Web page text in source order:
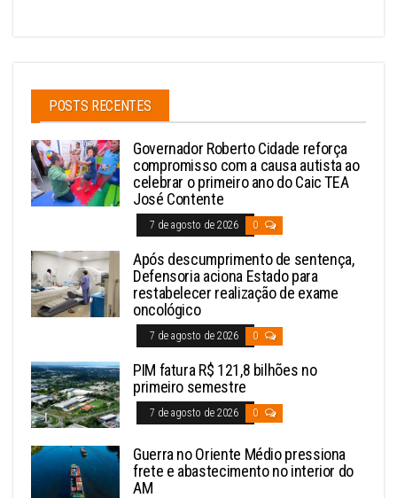
POSTS RECENTES
Governador Roberto Cidade reforça
compromisso com a causa autista ao
celebrar o primeiro ano do Caic TEA
José Contente
7 de agosto de 2026 0
Após descumprimento de sentença,
Defensoria aciona Estado para
restabelecer realização de exame
oncológico
7 de agosto de 2026 0
PIM fatura R$ 121,8 bilhões no
primeiro semestre
7 de agosto de 2026 0
Guerra no Oriente Médio pressiona
frete e abastecimento no interior do
AM